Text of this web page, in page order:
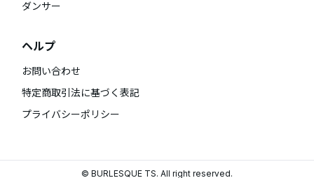
ダンサー
ヘルプ
お問い合わせ
特定商取引法に基づく表記
プライバシーポリシー
© BURLESQUE TS. All right reserved.